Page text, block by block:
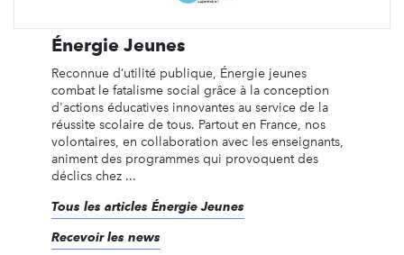
Énergie Jeunes
Reconnue d’utilité publique, Énergie jeunes
combat le fatalisme social grâce à la conception
d'actions éducatives innovantes au service de la
réussite scolaire de tous. Partout en France, nos
volontaires, en collaboration avec les enseignants,
animent des programmes qui provoquent des
déclics chez ...
Tous les articles Énergie Jeunes
Recevoir les news